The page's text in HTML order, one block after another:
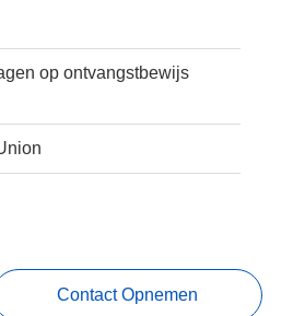
op ontvangstbewijs
Contact Opnemen